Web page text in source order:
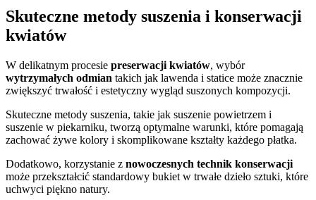
Skuteczne metody suszenia i konserwacji
kwiatów
W delikatnym procesie preserwacji kwiatów, wybór
wytrzymałych odmian takich jak lawenda i statice może znacznie
zwiększyć trwałość i estetyczny wygląd suszonych kompozycji.
Skuteczne metody suszenia, takie jak suszenie powietrzem i
suszenie w piekarniku, tworzą optymalne warunki, które pomagają
zachować żywe kolory i skomplikowane kształty każdego płatka.
Dodatkowo, korzystanie z nowoczesnych technik konserwacji
może przekształcić standardowy bukiet w trwałe dzieło sztuki, które
uchwyci piękno natury.